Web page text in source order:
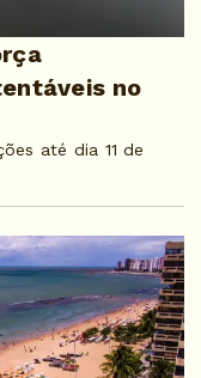
no
até dia 11 de